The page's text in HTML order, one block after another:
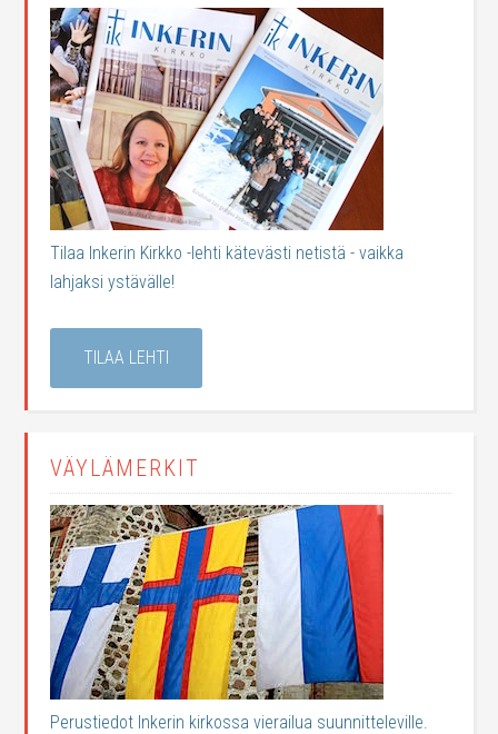
Tilaa Inkerin Kirkko -lehti kätevästi netistä - vaikka
lahjaksi ystävälle!
TILAA LEHTI
VÄYLÄMERKIT
Perustiedot Inkerin kirkossa vierailua suunnitteleville.